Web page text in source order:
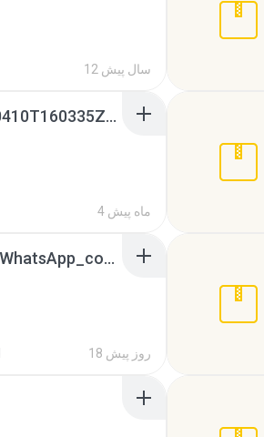
12 سال پیش
whatsapp backups -20260410T160335Z-3-001.zip
4 ماه پیش
65536533_Conversa_do_WhatsApp_com_Meu_Esposo.zip
18 روز پیش